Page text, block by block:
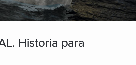
Historia para